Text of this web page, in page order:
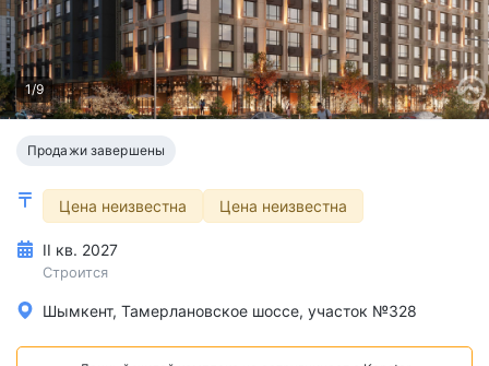
1/9
Продажи завершены
Цена неизвестна Цена неизвестна
II кв. 2027
Строится
Шымкент, Тамерлановское шоссе, участок №328